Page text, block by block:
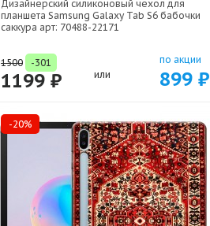
Дизайнерский силиконовый чехол для
планшета Samsung Galaxy Tab S6 бабочки
саккура арт: 70488-22171
1500 -301
1199 ₽ или
по акции
899 ₽
-20%